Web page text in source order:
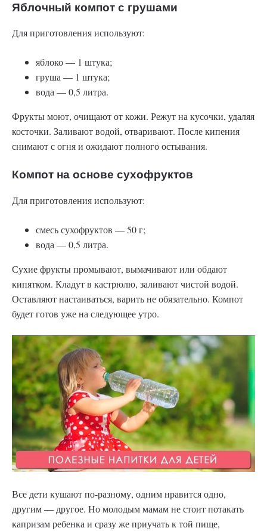
Яблочный компот с грушами
Для приготовления используют:
яблоко — 1 штука;
груша — 1 штука;
вода — 0,5 литра.
Фрукты моют, очищают от кожи. Режут на кусочки, удаляя
косточки. Заливают водой, отваривают. После кипения
снимают с огня и ожидают полного остывания.
Компот на основе сухофруктов
Для приготовления используют:
смесь сухофруктов — 50 г;
вода — 0,5 литра.
Сухие фрукты промывают, вымачивают или обдают
кипятком. Кладут в кастрюлю, заливают чистой водой.
Оставляют настаиваться, варить не обязательно. Компот
будет готов уже на следующее утро.
Все дети кушают по-разному, одним нравится одно,
другим — другое. Но молодым мамам не стоит потакать
капризам ребенка и сразу же приучать к той пище,